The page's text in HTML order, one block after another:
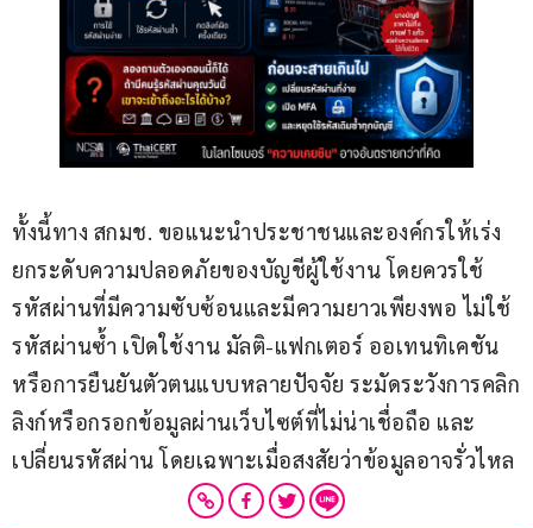
ทั้งนี้ทาง สกมช. ขอแนะนำประชาชนและองค์กรให้เร่ง
ยกระดับความปลอดภัยของบัญชีผู้ใช้งาน โดยควรใช้
รหัสผ่านที่มีความซับซ้อนและมีความยาวเพียงพอ ไม่ใช้
รหัสผ่านซ้ำ เปิดใช้งาน มัลติ-แฟกเตอร์ ออเทนทิเคชัน
หรือการยืนยันตัวตนแบบหลายปัจจัย ระมัดระวังการคลิก
ลิงก์หรือกรอกข้อมูลผ่านเว็บไซต์ที่ไม่น่าเชื่อถือ และ
เปลี่ยนรหัสผ่าน โดยเฉพาะเมื่อสงสัยว่าข้อมูลอาจรั่วไหล